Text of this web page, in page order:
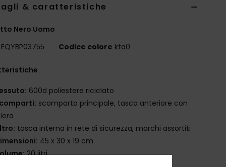
& caratteristiche
Nero Uomo
EQYBP03755 Codice colore kta0
600d poliestere riciclato
scomparto principale, tasca anteriore con
tasca interna in rete di sicurezza, marchi assortiti
45 x 30 x 19 cm
20 litri